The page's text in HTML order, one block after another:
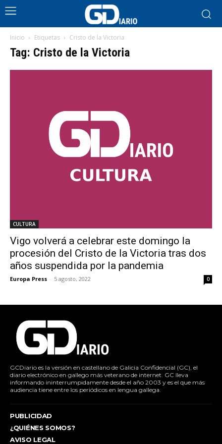
Inicio Etiquetas Cristo de la Victoria
Tag: Cristo de la Victoria
CULTURA
Vigo volverá a celebrar este domingo la
procesión del Cristo de la Victoria tras dos
años suspendida por la pandemia
Europa Press - 5 agosto, 2022 0
GCDiario es la versión en castellano de Galicia Confidencial (GC), el
diario electrónico en gallego más veterano de internet. GC lleva
informando ininterrumpidamente desde el año 2003 y es el que más
audiencia tiene entre los periódicos en lengua gallega.
PUBLICIDAD
¿QUIÉNES SOMOS?
AVISO LEGAL